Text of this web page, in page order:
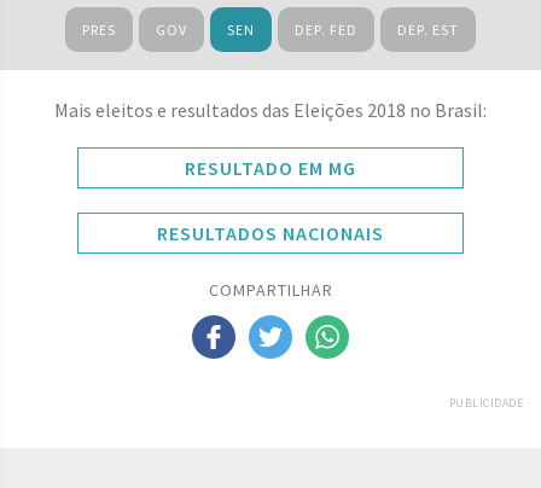
PRES GOV SEN DEP. FED DEP. EST
Mais eleitos e resultados das Eleições 2018 no Brasil:
RESULTADO EM MG
RESULTADOS NACIONAIS
COMPARTILHAR
PUBLICIDADE